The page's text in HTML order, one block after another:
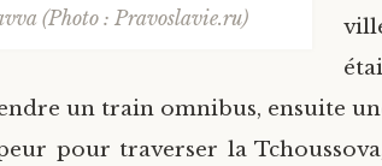
(Photo : Pravoslavie.ru)
un train omnibus, ensuite
pour traverser la